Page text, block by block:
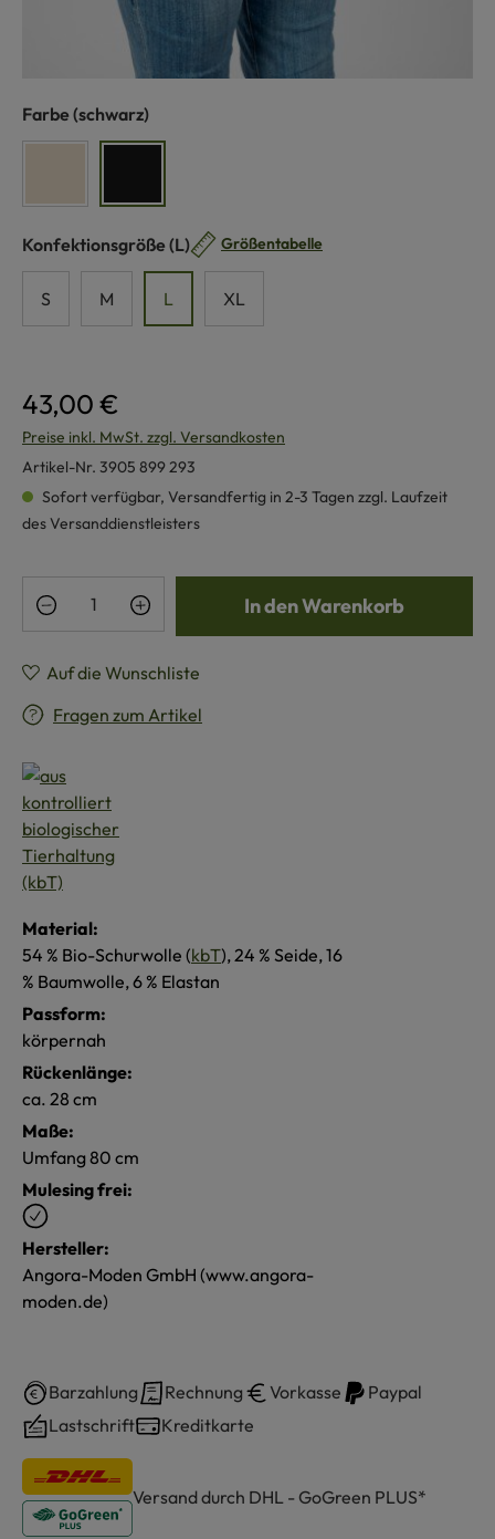
Farbe auswählen
(schwarz)
Konfektionsgröße auswählen
(L) Größentabelle
S M L XL
43,00 €
Preise inkl. MwSt. zzgl. Versandkosten
Artikel-Nr. 3905 899 293
Sofort verfügbar, Versandfertig in 2-3 Tagen zzgl. Laufzeit
des Versanddienstleisters
Produkt Anzahl: Gib den gewünschten
In den Warenkorb
Auf die Wunschliste
Fragen zum Artikel
Material:
54 % Bio-Schurwolle (kbT), 24 % Seide, 16
% Baumwolle, 6 % Elastan
Passform:
körpernah
Rückenlänge:
ca. 28 cm
Maße:
Umfang 80 cm
Mulesing frei:
Hersteller:
Angora-Moden GmbH (www.angora-
moden.de)
Barzahlung Rechnung Vorkasse
Paypal
Lastschrift
Kreditkarte
Versand durch DHL - GoGreen PLUS*